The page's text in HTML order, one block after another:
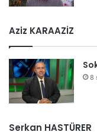
Aziz KARAAZİZ
8
Serkan HASTÜRER